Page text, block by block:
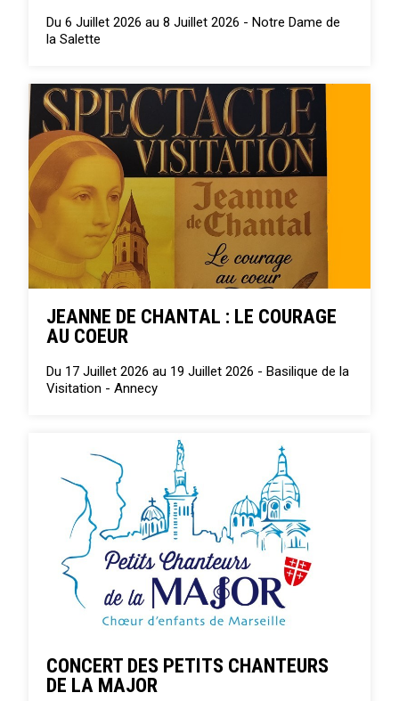
Du 6 Juillet 2026 au 8 Juillet 2026 - Notre Dame de
la Salette
JEANNE DE CHANTAL : LE COURAGE
AU COEUR
Du 17 Juillet 2026 au 19 Juillet 2026 - Basilique de la
Visitation - Annecy
CONCERT DES PETITS CHANTEURS
DE LA MAJOR